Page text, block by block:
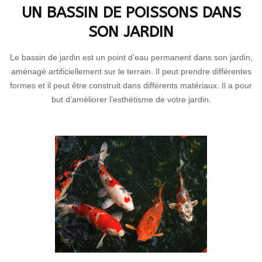
UN BASSIN DE POISSONS DANS
SON JARDIN
Le bassin de jardin est un point d’eau permanent dans son jardin,
aménagé artificiellement sur le terrain. Il peut prendre différentes
formes et il peut être construit dans différents matériaux. Il a pour
but d’améliorer l’esthétisme de votre jardin.